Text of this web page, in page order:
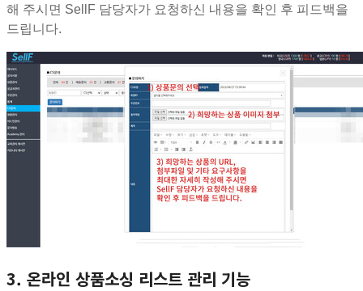
해 주시면 SellF 담당자가 요청하신 내용을 확인 후 피드백을
드립니다.
3. 온라인 상품소싱 리스트 관리 기능